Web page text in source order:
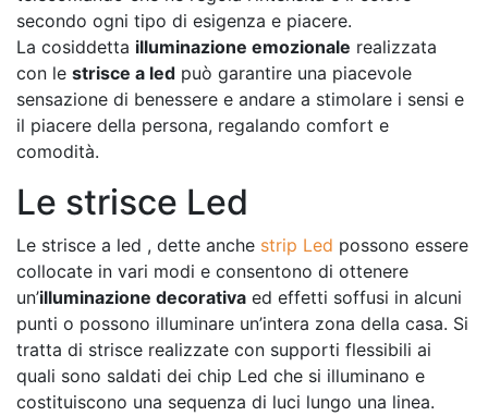
secondo ogni tipo di esigenza e piacere.
La cosiddetta illuminazione emozionale realizzata
con le strisce a led può garantire una piacevole
sensazione di benessere e andare a stimolare i sensi e
il piacere della persona, regalando comfort e
comodità.
Le strisce Led
Le strisce a led , dette anche strip Led possono essere
collocate in vari modi e consentono di ottenere
un’illuminazione decorativa ed effetti soffusi in alcuni
punti o possono illuminare un’intera zona della casa. Si
tratta di strisce realizzate con supporti flessibili ai
quali sono saldati dei chip Led che si illuminano e
costituiscono una sequenza di luci lungo una linea.